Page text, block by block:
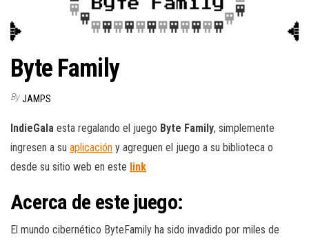
Byte Family
By JAMPS
IndieGala esta regalando el juego Byte Family, simplemente
ingresen a su aplicación y agreguen el juego a su biblioteca o
desde su sitio web en este link
Acerca de este juego:
El mundo cibernético ByteFamily ha sido invadido por miles de